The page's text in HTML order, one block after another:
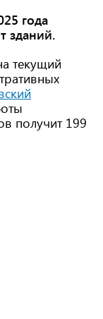
года
зданий.
текущий
получит 199